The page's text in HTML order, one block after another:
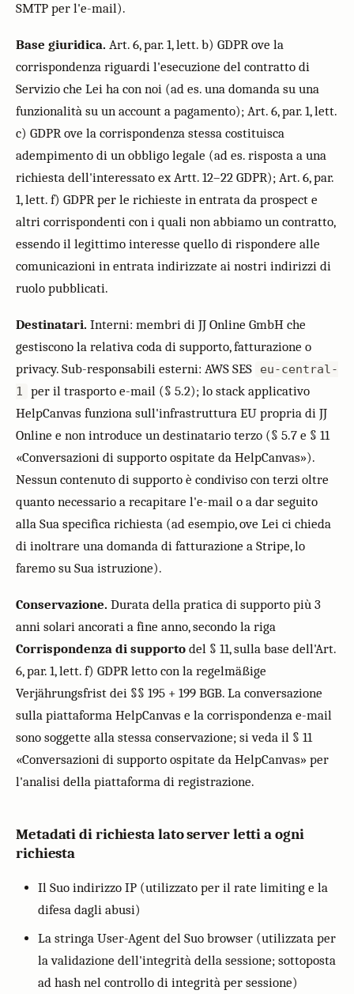
SMTP per l'e-mail).
Base giuridica. Art. 6, par. 1, lett. b) GDPR ove la
corrispondenza riguardi l'esecuzione del contratto di
Servizio che Lei ha con noi (ad es. una domanda su una
funzionalità su un account a pagamento); Art. 6, par. 1, lett.
c) GDPR ove la corrispondenza stessa costituisca
adempimento di un obbligo legale (ad es. risposta a una
richiesta dell'interessato ex Artt. 12–22 GDPR); Art. 6, par.
1, lett. f) GDPR per le richieste in entrata da prospect e
altri corrispondenti con i quali non abbiamo un contratto,
essendo il legittimo interesse quello di rispondere alle
comunicazioni in entrata indirizzate ai nostri indirizzi di
ruolo pubblicati.
Destinatari. Interni: membri di JJ Online GmbH che
gestiscono la relativa coda di supporto, fatturazione o
privacy. Sub-responsabili esterni: AWS SES
eu-central-
1
per il trasporto e-mail (§ 5.2); lo stack applicativo
HelpCanvas funziona sull'infrastruttura EU propria di JJ
Online e non introduce un destinatario terzo (§ 5.7 e § 11
«Conversazioni di supporto ospitate da HelpCanvas»).
Nessun contenuto di supporto è condiviso con terzi oltre
quanto necessario a recapitare l'e-mail o a dar seguito
alla Sua specifica richiesta (ad esempio, ove Lei ci chieda
di inoltrare una domanda di fatturazione a Stripe, lo
faremo su Sua istruzione).
Conservazione. Durata della pratica di supporto più 3
anni solari ancorati a fine anno, secondo la riga
Corrispondenza di supporto del § 11, sulla base dell'Art.
6, par. 1, lett. f) GDPR letto con la regelmäßige
Verjährungsfrist dei §§ 195 + 199 BGB. La conversazione
sulla piattaforma HelpCanvas e la corrispondenza e-mail
sono soggette alla stessa conservazione; si veda il § 11
«Conversazioni di supporto ospitate da HelpCanvas» per
l'analisi della piattaforma di registrazione.
Metadati di richiesta lato server letti a ogni
richiesta
Il Suo indirizzo IP (utilizzato per il rate limiting e la
difesa dagli abusi)
La stringa User-Agent del Suo browser (utilizzata per
la validazione dell'integrità della sessione; sottoposta
ad hash nel controllo di integrità per sessione)